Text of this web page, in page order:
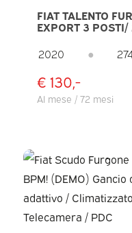
FIAT TALENTO
EXPORT 3
GANCIO DI
2020 ●
€ 130,-
Al mese / 72 mesi